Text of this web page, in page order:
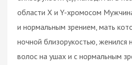
области X и Y-хромосом
и нормальным зрением, мать
ночной близорукостью, женился
волос на ушах и с нормальным